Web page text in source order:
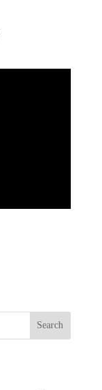
Search